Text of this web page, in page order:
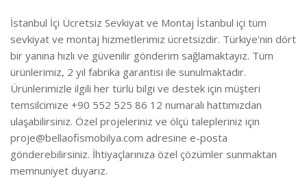
İstanbul İçi Ücretsiz Sevkiyat ve Montaj İstanbul içi tüm
sevkiyat ve montaj hizmetlerimiz ücretsizdir. Türkiye’nin dört
bir yanına hızlı ve güvenilir gönderim sağlamaktayız. Tüm
ürünlerimiz, 2 yıl fabrika garantisi ile sunulmaktadır.
Ürünlerimizle ilgili her türlü bilgi ve destek için müşteri
temsilcimize +90 552 525 86 12 numaralı hattımızdan
ulaşabilirsiniz. Özel projeleriniz ve ölçü talepleriniz için
proje@bellaofismobilya.com adresine e-posta
gönderebilirsiniz. İhtiyaçlarınıza özel çözümler sunmaktan
memnuniyet duyarız.